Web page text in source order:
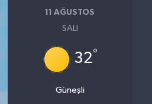
11 AĞUSTOS
SALI
32°
Güneşli